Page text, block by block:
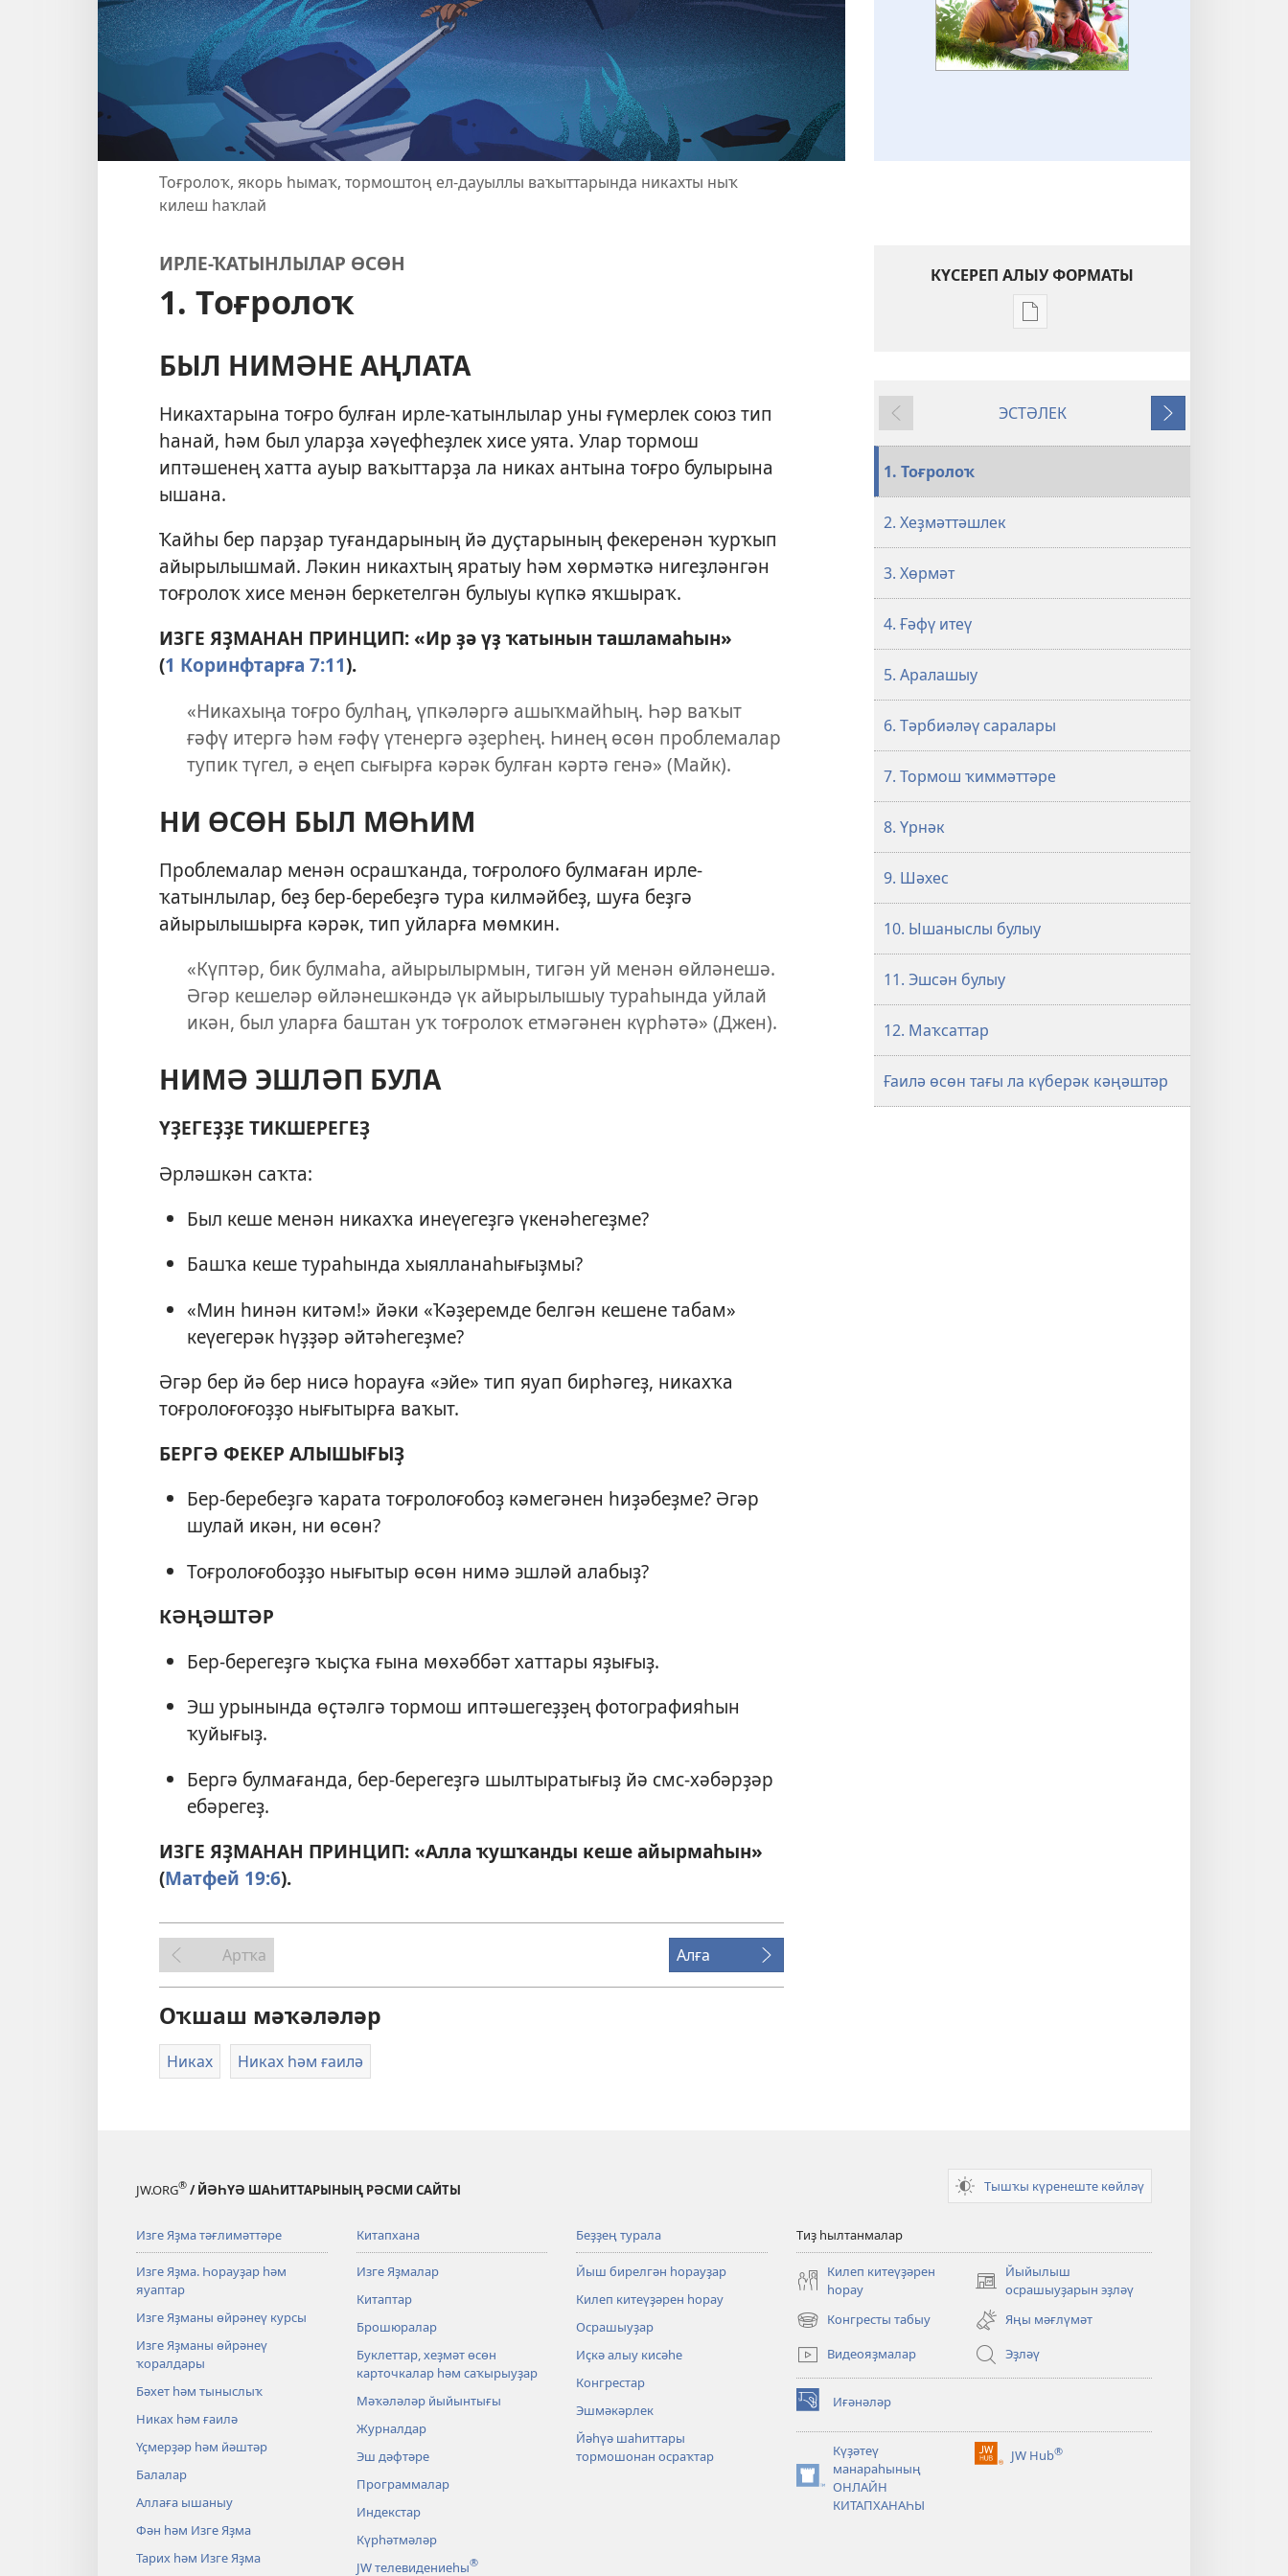
Тоғролоҡ, якорь һымаҡ, тормоштоң ел-дауыллы ваҡыттарында никахты ныҡ
килеш һаҡлай
ИРЛЕ-ҠАТЫНЛЫЛАР ӨСӨН
1. Тоғролоҡ
БЫЛ НИМӘНЕ АҢЛАТА
Никахтарына тоғро булған ирле-ҡатынлылар уны ғүмерлек союз тип
һанай, һәм был уларҙа хәүефһеҙлек хисе уята. Улар тормош
иптәшенең хатта ауыр ваҡыттарҙа ла никах антына тоғро булырына
ышана.
Ҡайһы бер парҙар туғандарының йә дуҫтарының фекеренән ҡурҡып
айырылышмай. Ләкин никахтың яратыу һәм хөрмәткә нигеҙләнгән
тоғролоҡ хисе менән беркетелгән булыуы күпкә яҡшыраҡ.
ИЗГЕ ЯҘМАНАН ПРИНЦИП: «Ир ҙә үҙ ҡатынын ташламаһын»
(1 Коринфтарға 7:11).
«Никахыңа тоғро булһаң, үпкәләргә ашыҡмайһың. Һәр ваҡыт
ғәфү итергә һәм ғәфү үтенергә әҙерһең. Һинең өсөн проблемалар
тупик түгел, ә еңеп сығырға кәрәк булған кәртә генә» (Майк).
НИ ӨСӨН БЫЛ МӨҺИМ
Проблемалар менән осрашҡанда, тоғролоғо булмаған ирле-
ҡатынлылар, беҙ бер-беребеҙгә тура килмәйбеҙ, шуға беҙгә
айырылышырға кәрәк, тип уйларға мөмкин.
«Күптәр, бик булмаһа, айырылырмын, тигән уй менән өйләнешә.
Әгәр кешеләр өйләнешкәндә үк айырылышыу тураһында уйлай
икән, был уларға баштан уҡ тоғролоҡ етмәгәнен күрһәтә» (Джен).
НИМӘ ЭШЛӘП БУЛА
ҮҘЕГЕҘҘЕ ТИКШЕРЕГЕҘ
Әрләшкән саҡта:
Был кеше менән никахҡа инеүегеҙгә үкенәһегеҙме?
Башҡа кеше тураһында хыялланаһығыҙмы?
«Мин һинән китәм!» йәки «Ҡәҙеремде белгән кешене табам»
кеүегерәк һүҙҙәр әйтәһегеҙме?
Әгәр бер йә бер нисә һорауға «эйе» тип яуап бирһәгеҙ, никахҡа
тоғролоғоғоҙҙо нығытырға ваҡыт.
БЕРГӘ ФЕКЕР АЛЫШЫҒЫҘ
Бер-беребеҙгә ҡарата тоғролоғобоҙ кәмегәнен һиҙәбеҙме? Әгәр
шулай икән, ни өсөн?
Тоғролоғобоҙҙо нығытыр өсөн нимә эшләй алабыҙ?
КӘҢӘШТӘР
Бер-берегеҙгә ҡыҫҡа ғына мөхәббәт хаттары яҙығыҙ.
Эш урынында өҫтәлгә тормош иптәшегеҙҙең фотографияһын
ҡуйығыҙ.
Бергә булмағанда, бер-берегеҙгә шылтыратығыҙ йә смс-хәбәрҙәр
ебәрегеҙ.
ИЗГЕ ЯҘМАНАН ПРИНЦИП: «Алла ҡушҡанды кеше айырмаһын»
(Матфей 19:6).
Артҡа Алға
Оҡшаш мәҡәләләр
Никах Никах һәм ғаилә
КҮСЕРЕП АЛЫУ ФОРМАТЫ
Баҫмаларҙы
«УЯНЫҒЫҘ!»
Артҡа
ЭСТӘЛЕК
Алға
1. Тоғролоҡ
2. Хеҙмәттәшлек
3. Хөрмәт
4. Ғәфү итеү
5. Аралашыу
6. Тәрбиәләү саралары
7. Тормош ҡиммәттәре
8. Үрнәк
9. Шәхес
10. Ышаныслы булыу
11. Эшсән булыу
12. Маҡсаттар
Ғаилә өсөн тағы ла күберәк кәңәштәр
JW.ORG® / ЙӘҺҮӘ ШАҺИТТАРЫНЫҢ РӘСМИ САЙТЫ Тышҡы күренеште көйләү
Изге Яҙма тәғлимәттәре
Изге Яҙма. Һорауҙар һәм
яуаптар
Изге Яҙманы өйрәнеү курсы
Изге Яҙманы өйрәнеү
ҡоралдары
Бәхет һәм тыныслыҡ
Никах һәм ғаилә
Үҫмерҙәр һәм йәштәр
Балалар
Аллаға ышаныу
Фән һәм Изге Яҙма
Тарих һәм Изге Яҙма
Китапхана
Изге Яҙмалар
Китаптар
Брошюралар
Буклеттар, хеҙмәт өсөн
карточкалар һәм саҡырыуҙар
Мәҡәләләр йыйынтығы
Журналдар
Эш дәфтәре
Программалар
Индекстар
Күрһәтмәләр
JW телевидениеһы®
Беҙҙең турала
Йыш бирелгән һорауҙар
Килеп китеүҙәрен һорау
Осрашыуҙар
Иҫкә алыу кисәһе
Конгрестар
Эшмәкәрлек
Йәһүә шаһиттары
тормошонан осраҡтар
Тиҙ һылтанмалар
Килеп китеүҙәрен
һорау
Йыйылыш
осрашыуҙарын эҙләү
(opens
new
window)
Конгресты табыу
(opens
new
window)
Яңы мәғлүмәт
Видеояҙмалар
Эҙләү
Иғәнәләр
(opens
new
window)Күҙәтеү
манараһының
ОНЛАЙН
КИТАПХАНАҺЫ
(opens
JW Hub®
(opens